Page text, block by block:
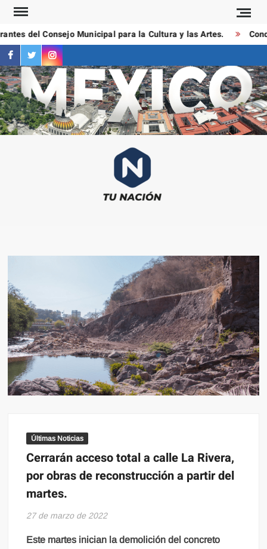
Saltar
contenidodel Consejo Municipal para la Cultura y las Artes.
facebook
twitterinstagram
Últimas Noticias
Cerrarán acceso total a calle La Rivera,
por obras de reconstrucción a partir del
martes.
27 de marzo de 2022
Este martes inician la demolición del concreto